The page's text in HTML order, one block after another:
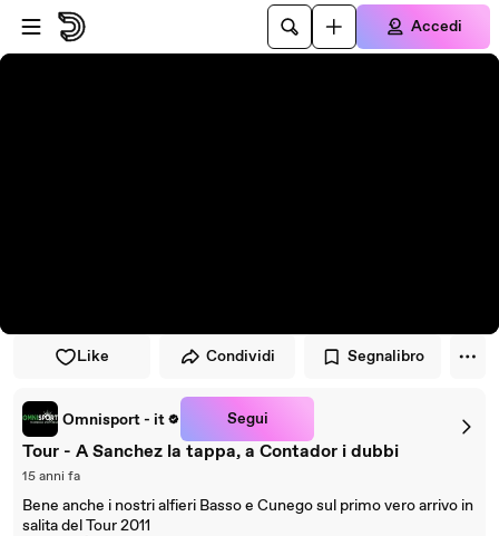
Vai al lettore
Passa al contenuto principale
Accedi
Like Condividi Segnalibro
Omnisport - it Segui
Tour - A Sanchez la tappa, a Contador i dubbi
15 anni fa
Bene anche i nostri alfieri Basso e Cunego sul primo vero arrivo in
salita del Tour 2011